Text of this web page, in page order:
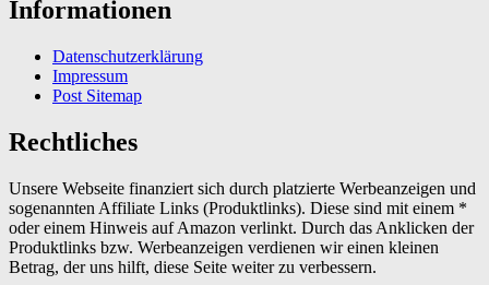
Informationen
Datenschutzerklärung
Impressum
Post Sitemap
Rechtliches
Unsere Webseite finanziert sich durch platzierte Werbeanzeigen und
sogenannten Affiliate Links (Produktlinks). Diese sind mit einem *
oder einem Hinweis auf Amazon verlinkt. Durch das Anklicken der
Produktlinks bzw. Werbeanzeigen verdienen wir einen kleinen
Betrag, der uns hilft, diese Seite weiter zu verbessern.